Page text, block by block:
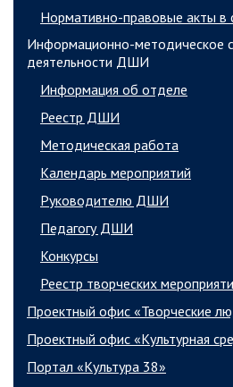
Нормативно-правовые акты в
Информационно-методическое
деятельности ДШИ
Информация об отделе
Реестр ДШИ
Методическая работа
Календарь мероприятий
Руководителю ДШИ
Педагогу ДШИ
Конкурсы
Реестр творческих
Проектный офис «Творческие
Проектный офис «Культурная
Портал «Культура 38»